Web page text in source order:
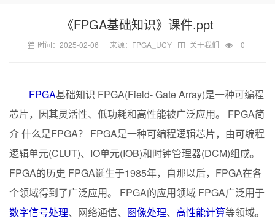
《FPGA基础知识》课件.ppt
时间：2025-02-06 来源：FPGA_UCY 关于我们 0
FPGA基础知识 FPGA(Field- Gate Array)是一种可编程
芯片，因其灵活性、低功耗和高性能被广泛应用。 FPGA简
介 什么是FPGA？ FPGA是一种可编程逻辑芯片，由可编程
逻辑单元(CLUT)、IO单元(IOB)和时钟管理器(DCM)组成。
FPGA的历史 FPGA诞生于1985年，自那以后，FPGA在各
个领域得到了广泛应用。 FPGA的应用领域 FPGA广泛用于
数字信号处理、网络通信、 图像处理、 高性能计算等领域。